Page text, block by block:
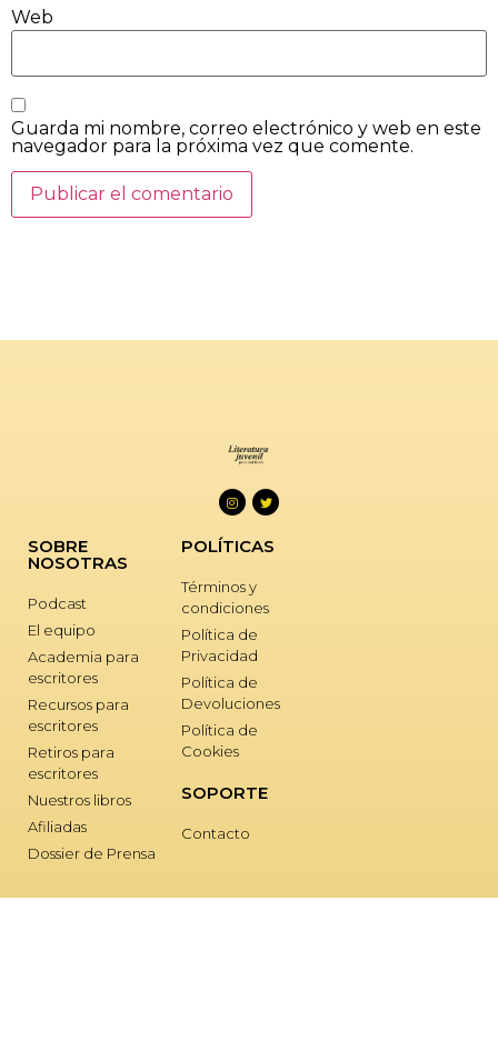
Web
Guarda mi nombre, correo electrónico y web en este
navegador para la próxima vez que comente.
SOBRE
NOSOTRAS
Podcast
El equipo
Academia para
escritores
Recursos para
escritores
Retiros para
escritores
Nuestros libros
Afiliadas
Dossier de Prensa
POLÍTICAS
Términos y
condiciones
Política de
Privacidad
Política de
Devoluciones
Política de
Cookies
SOPORTE
Contacto